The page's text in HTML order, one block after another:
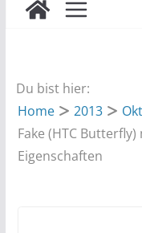
Du bist hier:
Home
2013
Fake (HTC
Eigenschaften